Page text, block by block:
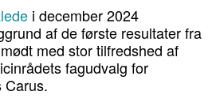
i december 2024
af de første resultater fra
med stor tilfredshed af
fagudvalg for